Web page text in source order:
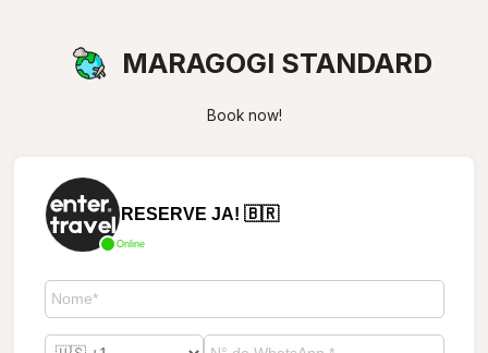
MARAGOGI STANDARD
Book now!
Online
RESERVE JA! 🇧🇷